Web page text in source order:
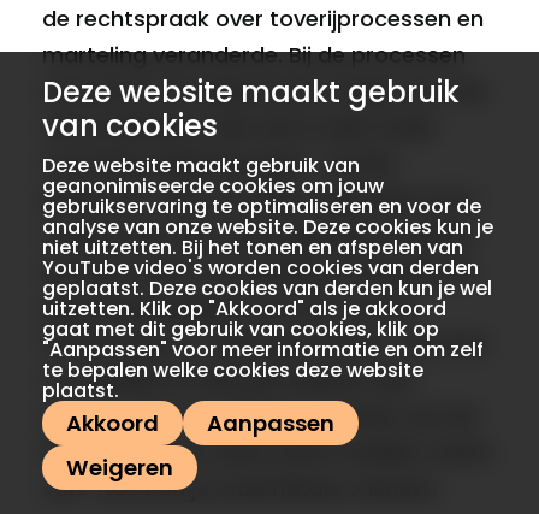
Deze website maakt gebruik
van cookies
Deze website maakt gebruik van
geanonimiseerde cookies om jouw
gebruikservaring te optimaliseren en voor de
analyse van onze website. Deze cookies kun je
niet uitzetten. Bij het tonen en afspelen van
YouTube video's worden cookies van derden
geplaatst. Deze cookies van derden kun je wel
uitzetten. Klik op "Akkoord" als je akkoord
gaat met dit gebruik van cookies, klik op
"Aanpassen" voor meer informatie en om zelf
te bepalen welke cookies deze website
plaatst.
Akkoord
Aanpassen
Weigeren
de rechtspraak over toverijprocessen en
marteling veranderde. Bij de processen
was eerst een bekentenis nodig voor een
veroordeling en die werd vaak onder
marteling afgedwongen”, vertelt
Beukman. Toen de zaak nogmaals werd
onderzocht door de Hoge Raad, hebben
de advocaten van Neeltje en Marytje de
geloofwaardigheid van een aantal
verklaringen in twijfel getrokken: “Iemand
zou Neeltje en Marytje hebben zien
dansen met onzichtbare mensen op het
Broersveld. Hun advocaten hadden zoiets
van: ‘Hoe kan je onzichtbare mensen